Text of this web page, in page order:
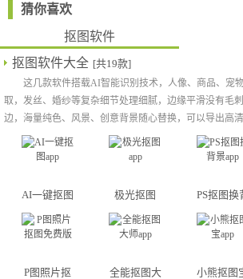
猜你喜欢
抠图软件
抠图软件大全 [共19款]
这几款软件搭载AI智能识别技术，人像、商品、宠
取，发丝、婚纱等复杂细节处理细腻，边缘平滑没有毛
边，海量纯色、风景、创意背景随心替换，可以导出高
件照换底色、图片裁剪美化功能，软件操作简单不需要
图、制作头像、电商修图、日常照片合成都非常的适用
AI一键抠图
极光抠图
PS抠图换
P图照片抠
全能抠图大
小熊抠图